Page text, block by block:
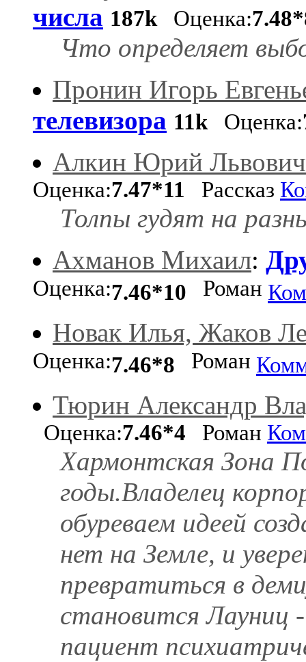
числа 187kОценка:
Что определяет
Пронин Игорь
телевизора 11kОценка:
Алкин Юрий Львович
Оценка:7.47*11 Рассказ
Толпы гудят на
Ахманов Михаил:
Оценка:7.46*10 Роман
Новак Илья, Жаков
Оценка:7.46*8 Роман
Тюрин Александр
Оценка:7.46*4 Роман
Хармонтская Зона
годы.Владелец
обуреваем идеей
нет на Земле, и
превратиться в
становится Лауниц
пациент